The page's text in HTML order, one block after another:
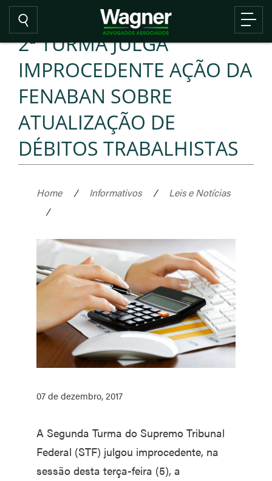
2ª TURMA JULGA
IMPROCEDENTE AÇÃO DA
FENABAN SOBRE
ATUALIZAÇÃO DE
DÉBITOS TRABALHISTAS
Home / Informativos /
Leis e Notícias
/
07 de dezembro, 2017
A Segunda Turma do Supremo Tribunal
Federal (STF) julgou improcedente, na
sessão desta terça-feira (5), a